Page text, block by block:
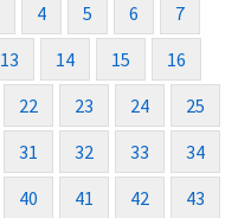
4 5 6
7
13 14 15
16
22 23 24
25
31 32 33
34
40 41 42
43